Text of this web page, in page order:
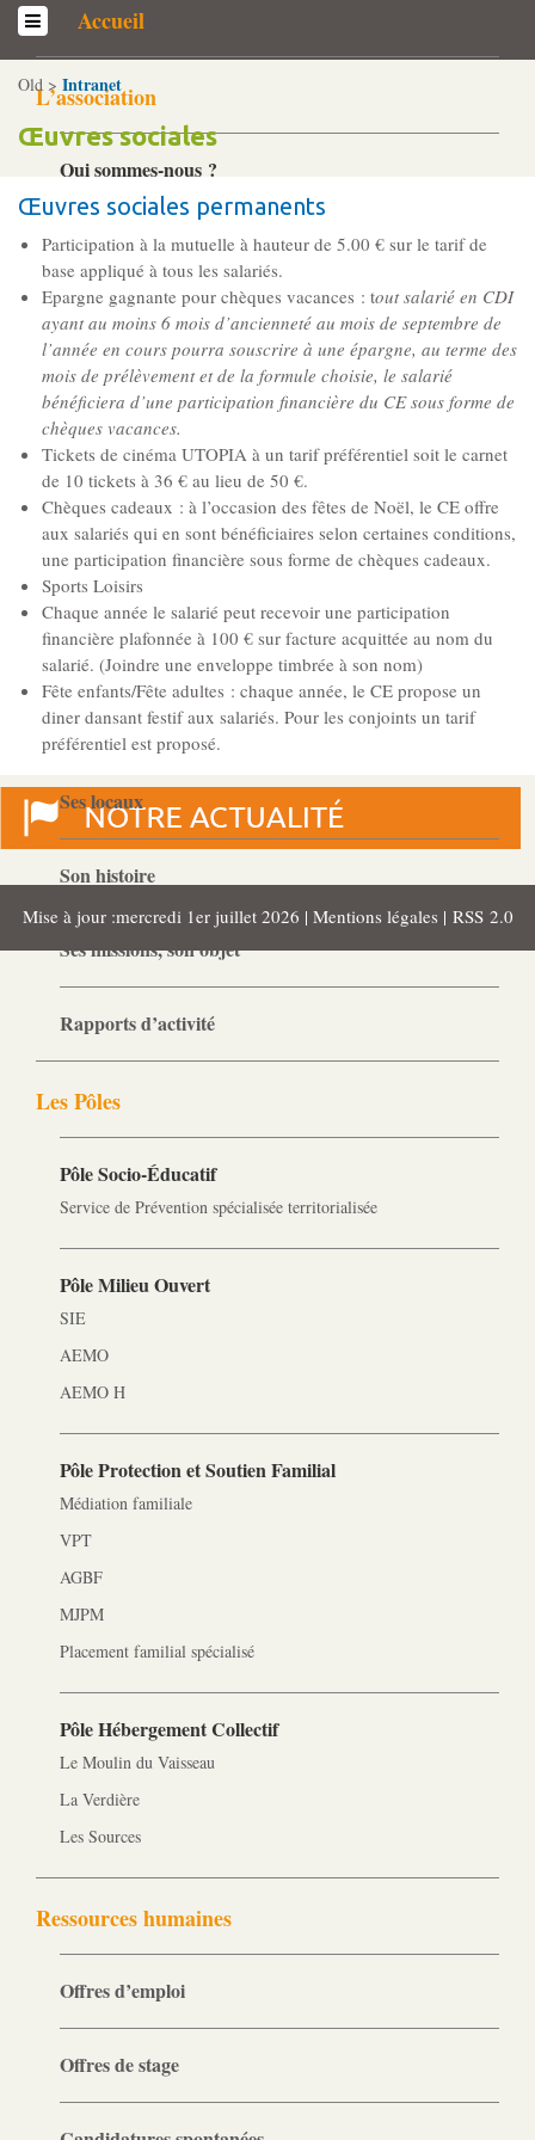
Accueil
L’association
Qui sommes-­nous ?
Généralités
Historique
Statuts et Règlement de fonctionnement
Nos partenaires
Institutionnels
Acteurs
Professionnels
Gouvernance
Conseil d’administration
Le siège
Son équipe
Ses locaux
Son histoire
Ses missions, son objet
Rapports d’activité
Les Pôles
Pôle Socio-­Éducatif
Service de Prévention spécialisée territorialisée
Pôle Milieu Ouvert
SIE
AEMO
AEMO H
Pôle Protection et Soutien Familial
Médiation familiale
VPT
AGBF
MJPM
Placement familial spécialisé
Pôle Hébergement Collectif
Le Moulin du Vaisseau
La Verdière
Les Sources
Ressources humaines
Offres d’emploi
Offres de stage
Old > Intranet
Œuvres sociales
Œuvres sociales permanents
Participation à la mutuelle à hauteur de 5.00 € sur le tarif de
base appliqué à tous les salariés.
Epargne gagnante pour chèques vacances : tout salarié en CDI
ayant au moins 6 mois d’ancienneté au mois de septembre de
l’année en cours pourra souscrire à une épargne, au terme des
mois de prélèvement et de la formule choisie, le salarié
bénéficiera d’une participation financière du CE sous forme de
chèques vacances.
Tickets de cinéma UTOPIA à un tarif préférentiel soit le carnet
de 10 tickets à 36 € au lieu de 50 €.
Chèques cadeaux : à l’occasion des fêtes de Noël, le CE offre
aux salariés qui en sont bénéficiaires selon certaines conditions,
une participation financière sous forme de chèques cadeaux.
Sports Loisirs
Chaque année le salarié peut recevoir une participation
financière plafonnée à 100 € sur facture acquittée au nom du
salarié. (Joindre une enveloppe timbrée à son nom)
Fête enfants/Fête adultes : chaque année, le CE propose un
diner dansant festif aux salariés. Pour les conjoints un tarif
préférentiel est proposé.
Mise à jour :mercredi 1er juillet 2026 | Mentions légales | RSS 2.0